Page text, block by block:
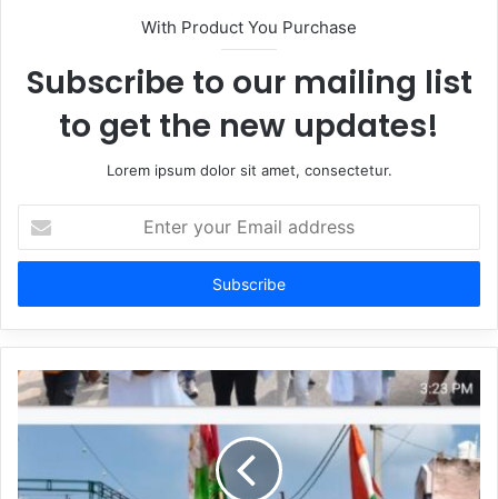
With Product You Purchase
Subscribe to our mailing list
to get the new updates!
Lorem ipsum dolor sit amet, consectetur.
your
Email